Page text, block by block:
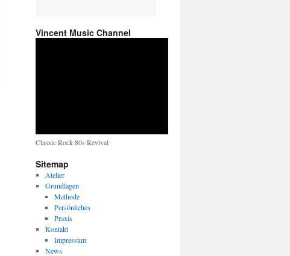
Vincent Music Channel
Classic Rock 80s Revival
Sitemap
Atelier
Grundlagen
Methode
Persönliches
Praxis
Kontakt
Impressum
News